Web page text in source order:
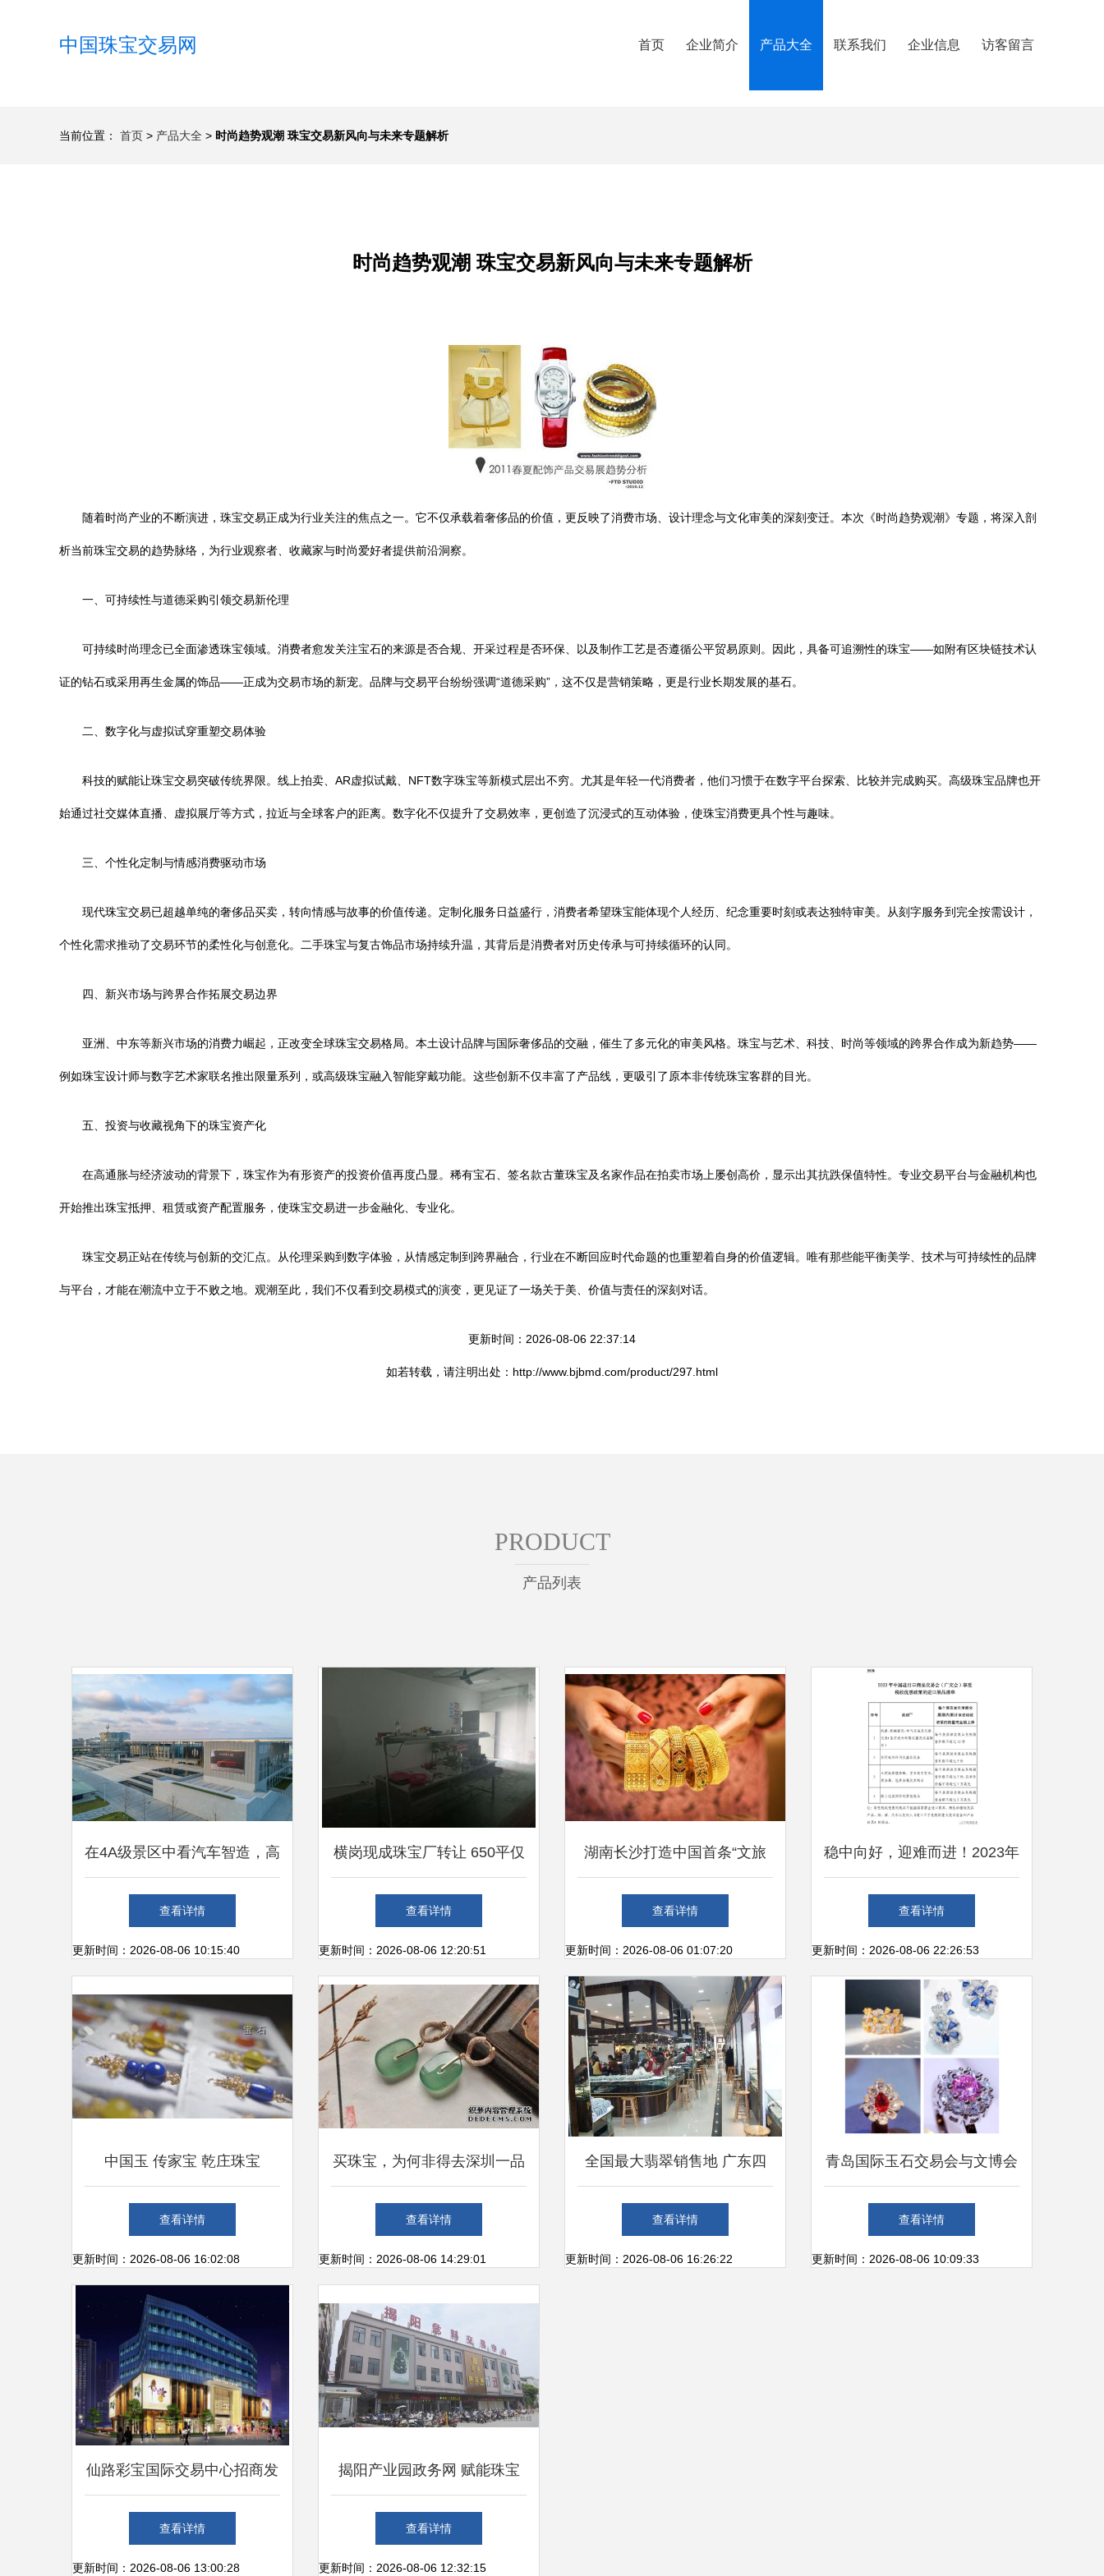
中国珠宝交易网 首页 企业简介 产品大全 联系我们 企业信息 访客留言
当前位置： 首页 > 产品大全 > 时尚趋势观潮 珠宝交易新风向与未来专题解析
时尚趋势观潮 珠宝交易新风向与未来专题解析
随着时尚产业的不断演进，珠宝交易正成为行业关注的焦点之一。它不仅承载着奢侈品的价值，更反映了消费市场、设计理念与文化审美的深刻变迁。本次《时尚趋势观潮》专题，将深入剖
析当前珠宝交易的趋势脉络，为行业观察者、收藏家与时尚爱好者提供前沿洞察。
一、可持续性与道德采购引领交易新伦理
可持续时尚理念已全面渗透珠宝领域。消费者愈发关注宝石的来源是否合规、开采过程是否环保、以及制作工艺是否遵循公平贸易原则。因此，具备可追溯性的珠宝——如附有区块链技术认
证的钻石或采用再生金属的饰品——正成为交易市场的新宠。品牌与交易平台纷纷强调“道德采购”，这不仅是营销策略，更是行业长期发展的基石。
二、数字化与虚拟试穿重塑交易体验
科技的赋能让珠宝交易突破传统界限。线上拍卖、AR虚拟试戴、NFT数字珠宝等新模式层出不穷。尤其是年轻一代消费者，他们习惯于在数字平台探索、比较并完成购买。高级珠宝品牌也开
始通过社交媒体直播、虚拟展厅等方式，拉近与全球客户的距离。数字化不仅提升了交易效率，更创造了沉浸式的互动体验，使珠宝消费更具个性与趣味。
三、个性化定制与情感消费驱动市场
现代珠宝交易已超越单纯的奢侈品买卖，转向情感与故事的价值传递。定制化服务日益盛行，消费者希望珠宝能体现个人经历、纪念重要时刻或表达独特审美。从刻字服务到完全按需设计，
个性化需求推动了交易环节的柔性化与创意化。二手珠宝与复古饰品市场持续升温，其背后是消费者对历史传承与可持续循环的认同。
四、新兴市场与跨界合作拓展交易边界
亚洲、中东等新兴市场的消费力崛起，正改变全球珠宝交易格局。本土设计品牌与国际奢侈品的交融，催生了多元化的审美风格。珠宝与艺术、科技、时尚等领域的跨界合作成为新趋势——
例如珠宝设计师与数字艺术家联名推出限量系列，或高级珠宝融入智能穿戴功能。这些创新不仅丰富了产品线，更吸引了原本非传统珠宝客群的目光。
五、投资与收藏视角下的珠宝资产化
在高通胀与经济波动的背景下，珠宝作为有形资产的投资价值再度凸显。稀有宝石、签名款古董珠宝及名家作品在拍卖市场上屡创高价，显示出其抗跌保值特性。专业交易平台与金融机构也
开始推出珠宝抵押、租赁或资产配置服务，使珠宝交易进一步金融化、专业化。
珠宝交易正站在传统与创新的交汇点。从伦理采购到数字体验，从情感定制到跨界融合，行业在不断回应时代命题的也重塑着自身的价值逻辑。唯有那些能平衡美学、技术与可持续性的品牌
与平台，才能在潮流中立于不败之地。观潮至此，我们不仅看到交易模式的演变，更见证了一场关于美、价值与责任的深刻对话。
更新时间：2026-08-06 22:37:14
如若转载，请注明出处：http://www.bjbmd.com/product/297.html
PRODUCT
产品列表
在4A级景区中看汽车智造，高
合工厂带给你不一样的新体验
查看详情
更新时间：2026-08-06 10:15:40
横岗现成珠宝厂转让 650平仅
20元/平，无转让费潜力凸显
查看详情
更新时间：2026-08-06 12:20:51
湖南长沙打造中国首条“文旅
+黄金”产业街 重塑珠宝交易新
模式
查看详情
更新时间：2026-08-06 01:07:20
稳中向好，迎难而进！2023年
广交会珠宝交易热潮盘点
查看详情
更新时间：2026-08-06 22:26:53
中国玉 传家宝 乾庄珠宝
查看详情
更新时间：2026-08-06 16:02:08
买珠宝，为何非得去深圳一品
翠？
查看详情
更新时间：2026-08-06 14:29:01
全国最大翡翠销售地 广东四
大翡翠玉器批发市场解析之华
林街玉器市场与珠宝交易
查看详情
更新时间：2026-08-06 16:26:22
青岛国际玉石交易会与文博会
明日盛大开幕，市民共享珠宝
盛宴
查看详情
更新时间：2026-08-06 10:09:33
仙路彩宝国际交易中心招商发
布会暨签约仪式圆满举行，共
创彩宝产业新生态
查看详情
更新时间：2026-08-06 13:00:28
揭阳产业园政务网 赋能珠宝
交易，打造产业新引擎
查看详情
更新时间：2026-08-06 12:32:15